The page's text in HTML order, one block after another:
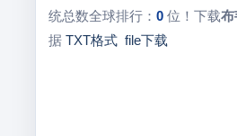
统总数全球排行： 0位！下载布
据 TXT格式 file下载